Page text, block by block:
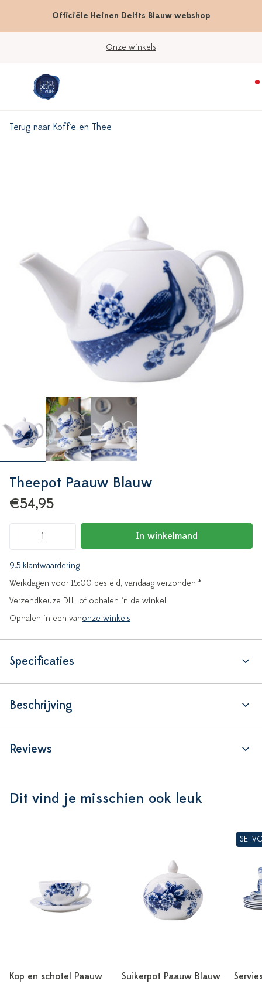
Officiële Heinen Delfts Blauw webshop
Onze winkels
Terug naar Koffie en Thee
Theepot Paauw Blauw
€54,95
In winkelmand
9.5 klantwaardering
Werkdagen voor 15:00 besteld, vandaag verzonden *
Verzendkeuze DHL of ophalen in de winkel
Ophalen in een vanonze winkels
Specificaties
Beschrijving
Reviews
Dit vind je misschien ook leuk
Kop en schotel Paauw
Suikerpot Paauw Blauw